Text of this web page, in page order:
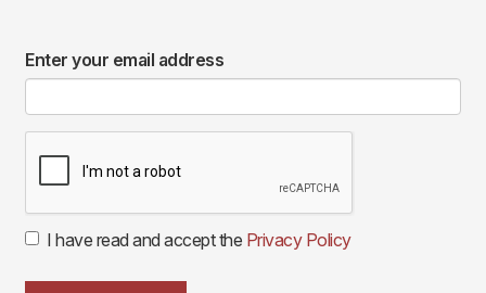
Enter your email address
I have read and accept the Privacy Policy